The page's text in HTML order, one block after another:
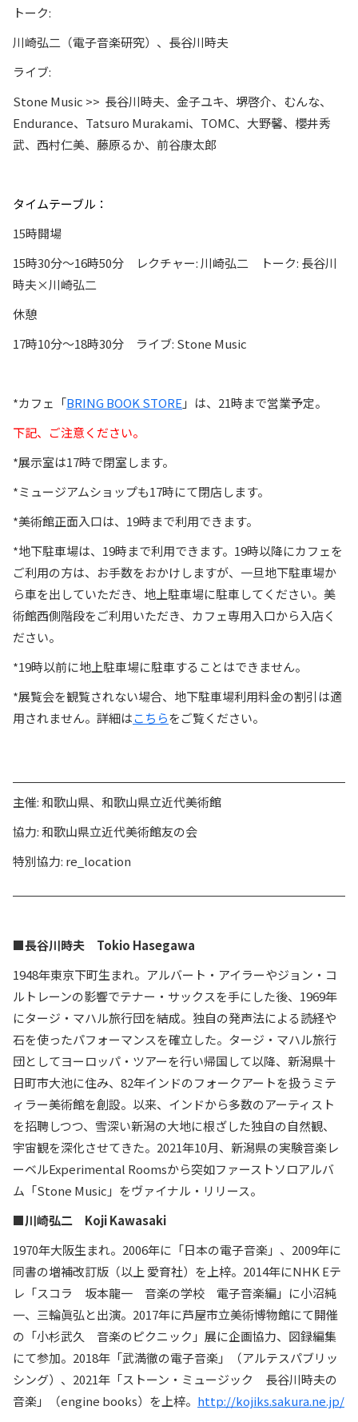
トーク:
川崎弘二（電子音楽研究）、長谷川時夫
ライブ:
Stone Music >> 長谷川時夫、金子ユキ、堺啓介、むんな、
Endurance、Tatsuro Murakami、TOMC、大野馨、櫻井秀
武、西村仁美、藤原るか、前谷康太郎
タイムテーブル：
15時開場
15時30分〜16時50分 レクチャー: 川崎弘二 トーク: 長谷川
時夫×川崎弘二
休憩
17時10分〜18時30分 ライブ: Stone Music
*カフェ「BRING BOOK STORE」は、21時まで営業予定。
下記、ご注意ください。
*展示室は17時で閉室します。
*ミュージアムショップも17時にて閉店します。
*美術館正面入口は、19時まで利用できます。
*地下駐車場は、19時まで利用できます。19時以降にカフェを
ご利用の方は、お手数をおかけしますが、一旦地下駐車場か
ら車を出していただき、地上駐車場に駐車してください。美
術館西側階段をご利用いただき、カフェ専用入口から入店く
ださい。
*19時以前に地上駐車場に駐車することはできません。
*展覧会を観覧されない場合、地下駐車場利用料金の割引は適
用されません。詳細はこちらをご覧ください。
主催: 和歌山県、和歌山県立近代美術館
協力: 和歌山県立近代美術館友の会
特別協力: re_location
■長谷川時夫 Tokio Hasegawa
1948年東京下町生まれ。アルバート・アイラーやジョン・コ
ルトレーンの影響でテナー・サックスを手にした後、1969年
にタージ・マハル旅行団を結成。独自の発声法による読経や
石を使ったパフォーマンスを確立した。タージ・マハル旅行
団としてヨーロッパ・ツアーを行い帰国して以降、新潟県十
日町市大池に住み、82年インドのフォークアートを扱うミテ
ィラー美術館を創設。以来、インドから多数のアーティスト
を招聘しつつ、雪深い新潟の大地に根ざした独自の自然観、
宇宙観を深化させてきた。2021年10月、新潟県の実験音楽レ
ーベルExperimental Roomsから突如ファーストソロアルバ
ム「Stone Music」をヴァイナル・リリース。
■川崎弘二 Koji Kawasaki
1970年大阪生まれ。2006年に「日本の電子音楽」、2009年に
同書の増補改訂版（以上 愛育社）を上梓。2014年にNHK Eテ
レ「スコラ 坂本龍一 音楽の学校 電子音楽編」に小沼純
一、三輪眞弘と出演。2017年に芦屋市立美術博物館にて開催
の「小杉武久 音楽のピクニック」展に企画協力、図録編集
にて参加。2018年「武満徹の電子音楽」（アルテスパブリッ
シング）、2021年「ストーン・ミュージック 長谷川時夫の
音楽」（engine books）を上梓。 http://kojiks.sakura.ne.jp/